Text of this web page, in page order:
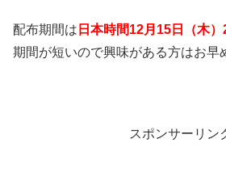
配布期間は 日本時間12月15日（木
期間が短いので興味がある方はお早
スポンサーリン